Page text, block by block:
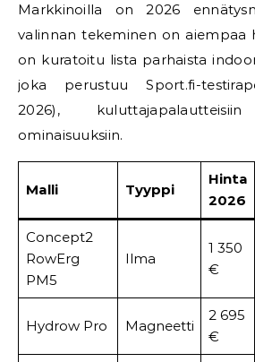
Markkinoilla on 2026
valinnan tekeminen on aiempaa
on kuratoitu lista parhaista
joka perustuu Sport.fi-
2026),
ominaisuuksiin.
Malli Tyyppi
Hinta
2026
Concept2
RowErg
PM5
Ilma
1 350
€
Hydrow Pro Magneetti
2 695
€